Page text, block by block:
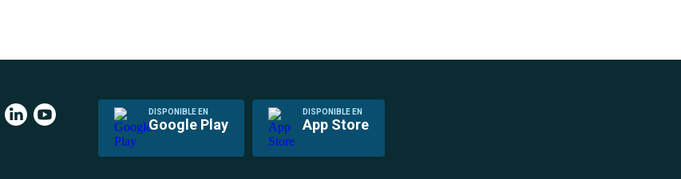
DISPONIBLE EN
Google Play
DISPONIBLE EN
App Store